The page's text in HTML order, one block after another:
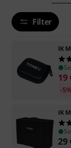
Filter
IK
19
-
IK
29